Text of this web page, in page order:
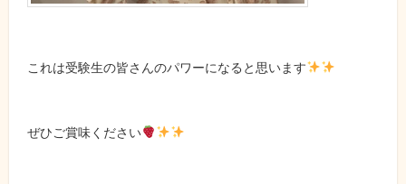
これは受験生の皆さんのパワーになると思います
ぜひご賞味ください